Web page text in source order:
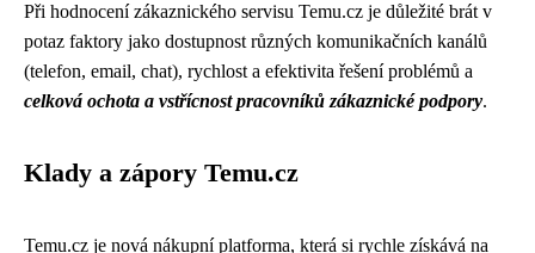
Při hodnocení zákaznického servisu Temu.cz je důležité brát v
potaz faktory jako dostupnost různých komunikačních kanálů
(telefon, email, chat), rychlost a efektivita řešení problémů a
celková ochota a vstřícnost pracovníků zákaznické podpory.
Klady a zápory Temu.cz
Temu.cz je nová nákupní platforma, která si rychle získává na